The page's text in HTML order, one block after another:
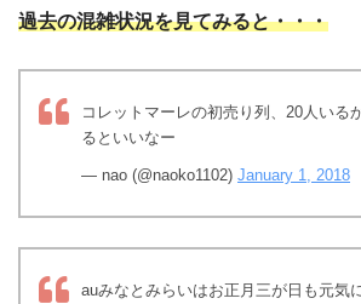
過去の混雑状況を見てみると・・・
コレットマーレの初売り列、20人いる
るといいなー
— nao (@naoko1102) January 1, 2018
auみなとみらいはお正月三が日も元気